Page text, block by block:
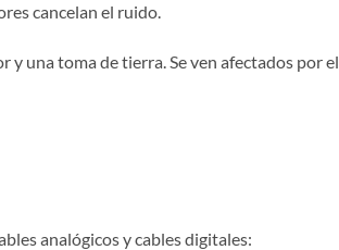
cancelan el ruido.
una toma de tierra. Se ven afectados por el
analógicos y cables digitales: